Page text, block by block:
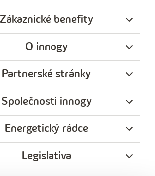
Zákaznické benefity
O innogy
Partnerské stránky
Společnosti innogy
Energetický rádce
Legislativa